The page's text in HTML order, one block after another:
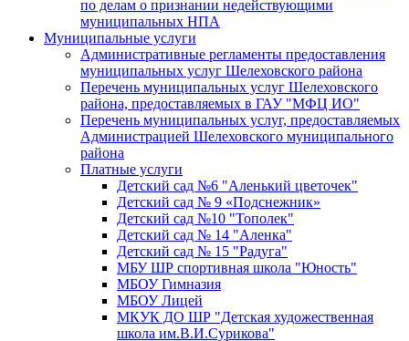
по делам о признании недействующими
муниципальных НПА
Муниципальные услуги
Административные регламенты предоставления
муниципальных услуг Шелеховского района
Перечень муниципальных услуг Шелеховского
района, предоставляемых в ГАУ "МФЦ ИО"
Перечень муниципальных услуг, предоставляемых
Администрацией Шелеховского муниципального
района
Платные услуги
Детский сад №6 "Аленький цветочек"
Детский сад № 9 «Подснежник»
Детский сад №10 "Тополек"
Детский сад № 14 "Аленка"
Детский сад № 15 "Радуга"
МБУ ШР спортивная школа "Юность"
МБОУ Гимназия
МБОУ Лицей
МКУК ДО ШР "Детская художественная
школа им.В.И.Сурикова"